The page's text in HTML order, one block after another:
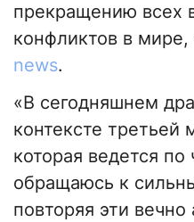
прекращению всех
конфликтов в
news.
«В сегодняшнем
контексте третьей
которая ведется по
обращаюсь к
повторяя эти